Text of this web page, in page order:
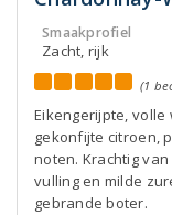
Smaakprofiel
Zacht, rijk
(1
Eikengerijpte,
gekonfijte citroen,
noten. Krachtig
vulling en milde
gebrande boter.